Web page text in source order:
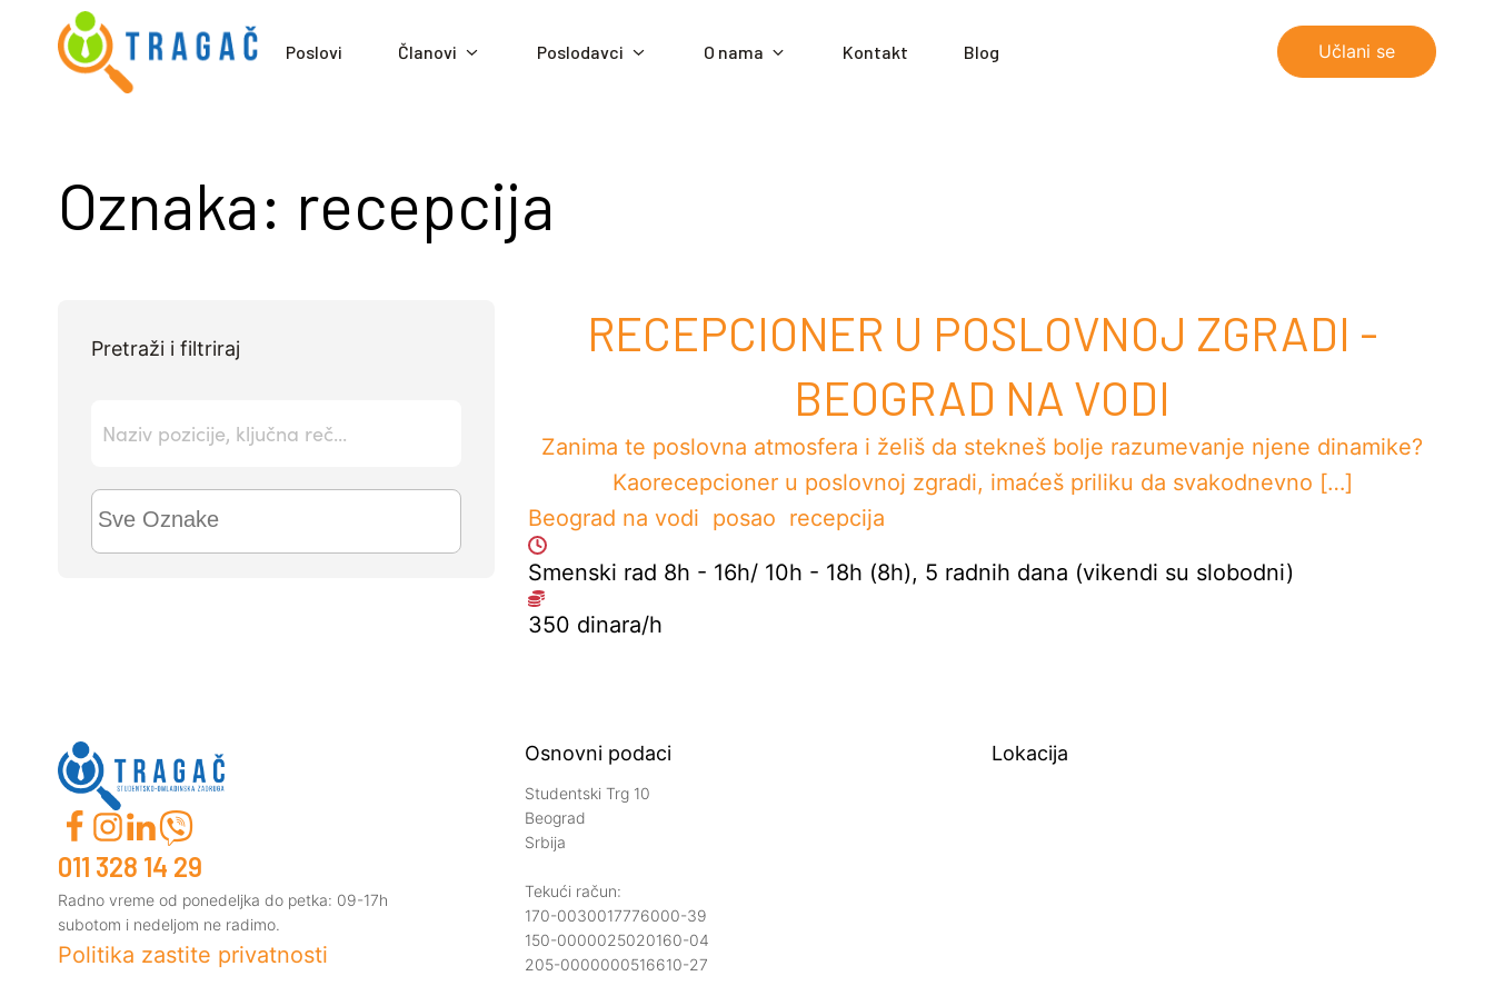
Poslovi Članovi Poslodavci O nama Kontakt Blog Učlani se
Oznaka: recepcija
Pretraži i filtriraj
Sve
Oznake
RECEPCIONER U POSLOVNOJ ZGRADI -
BEOGRAD NA VODI
Zanima te poslovna atmosfera i želiš da stekneš bolje razumevanje njene dinamike?
Kaorecepcioner u poslovnoj zgradi, imaćeš priliku da svakodnevno […]
Beograd na vodi posao recepcija
Smenski rad 8h - 16h/ 10h - 18h (8h), 5 radnih dana (vikendi su slobodni)
350 dinara/h
011 328 14 29
Radno vreme od ponedeljka do petka: 09-17h
subotom i nedeljom ne radimo.
Politika zastite privatnosti
Osnovni podaci
Studentski Trg 10
Beograd
Srbija
Tekući račun:
170-0030017776000-39
150-0000025020160-04
205-0000000516610-27
Lokacija